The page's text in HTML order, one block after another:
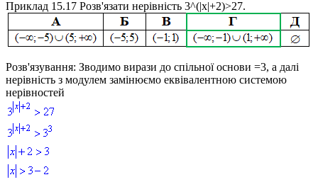
Приклад 15.17 Розв'язати нерівність 3^(|x|+2)>27.
Розв'язування: Зводимо вирази до спільної основи =3, а далі
нерівність з модулем замінюємо еквівалентною системою
нерівностей